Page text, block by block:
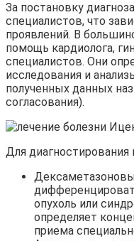
За постановку
специалистов, что
проявлений. В
помощь кардиолога,
специалистов. Они
исследования и
полученных данных
согласования).
Для диагностирования
опухоль или
определяет
приема